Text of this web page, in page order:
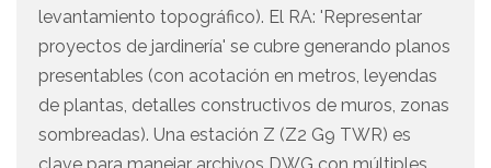
levantamiento topográfico). El RA: 'Representar
proyectos de jardinería' se cubre generando planos
presentables (con acotación en metros, leyendas
de plantas, detalles constructivos de muros, zonas
sombreadas). Una estación Z (Z2 G9 TWR) es